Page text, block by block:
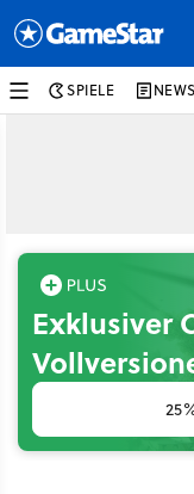
SPIELE NEWS
Exklusiver